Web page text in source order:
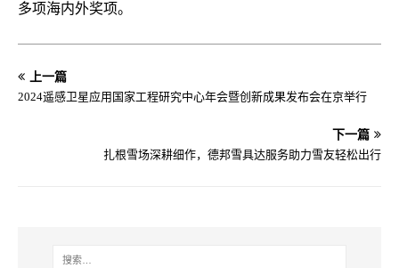
多项海内外奖项。
上一篇
2024遥感卫星应用国家工程研究中心年会暨创新成果发布会在京举行
下一篇
扎根雪场深耕细作，德邦雪具达服务助力雪友轻松出行